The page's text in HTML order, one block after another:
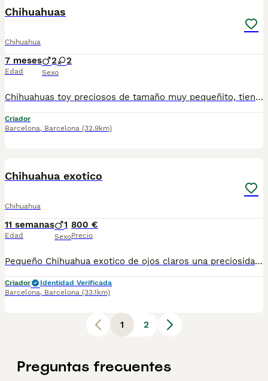
Chihuahuas
Chihuahua
7 meses
Edad
2 2
Sexo
Chihuahuas toy preciosos de tamaño muy pequeñito, tienen dos meses de edad, varios colores disponibles a elegir, se entregan en las mejores condiciones, muy bien cuidados, revisados por nuestro veterinario, vacunados, desparasitados, con cartilla veterinaria, microchip y garantía sanitaria por escrito vírica y congénita, se pueden venir a ver sin compromiso cualquier día de la semana. Núcleo Zoológico: T-2500116
Criador
Barcelona, Barcelona (32.9km)
Chihuahua exotico
Chihuahua
11 semanas
Edad
1
Sexo
800 €
Precio
Pequeño Chihuahua exotico de ojos claros una preciosidad esperando para ir a su nuevo hogar.Se entrega con cartilla de vacunacion y desparacion correspondiente a la edad , todos nuestros cachorros se crian en ambiente familiar con mucho amor y mucha dedicación.
Criador
Identidad Verificada
Barcelona, Barcelona (33.1km)
1 2
Preguntas frecuentes